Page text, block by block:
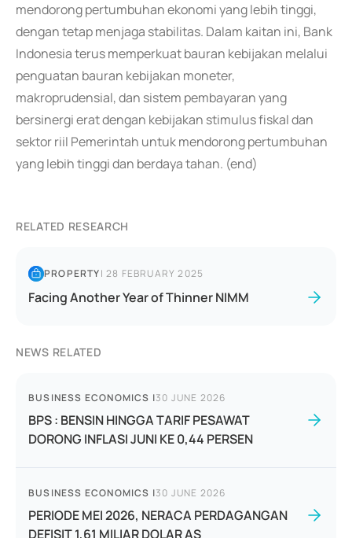
mendorong pertumbuhan ekonomi yang lebih tinggi,
dengan tetap menjaga stabilitas. Dalam kaitan ini, Bank
Indonesia terus memperkuat bauran kebijakan melalui
penguatan bauran kebijakan moneter,
makroprudensial, dan sistem pembayaran yang
bersinergi erat dengan kebijakan stimulus fiskal dan
sektor riil Pemerintah untuk mendorong pertumbuhan
yang lebih tinggi dan berdaya tahan. (end)
RELATED RESEARCH
PROPERTY|28 FEBRUARY 2025
Facing Another Year of Thinner NIMM
NEWS RELATED
BUSINESS ECONOMICS |30 JUNE 2026
BPS : BENSIN HINGGA TARIF PESAWAT
DORONG INFLASI JUNI KE 0,44 PERSEN
BUSINESS ECONOMICS |30 JUNE 2026
PERIODE MEI 2026, NERACA PERDAGANGAN
DEFISIT 1,61 MILIAR DOLAR AS